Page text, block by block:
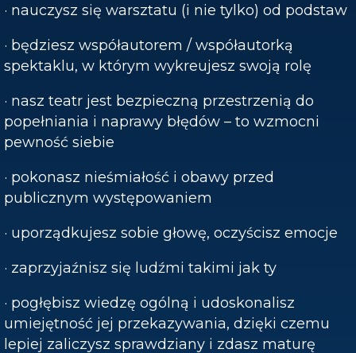
· nauczysz się warsztatu (i nie tylko) od podstaw
· będziesz współautorem / współautorką
spektaklu, w którym wykreujesz swoją rolę
· nasz teatr jest bezpieczną przestrzenią do
popełniania i naprawy błędów – to wzmocni
pewność siebie
· pokonasz nieśmiałość i obawy przed
publicznym występowaniem
· uporządkujesz sobie głowę, oczyścisz emocje
· zaprzyjaźnisz się ludźmi takimi jak ty
· pogłębisz wiedzę ogólną i udoskonalisz
umiejętność jej przekazywania, dzięki czemu
lepiej zaliczysz sprawdziany i zdasz maturę